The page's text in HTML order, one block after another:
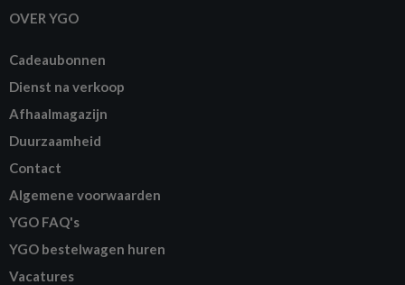
OVER YGO
Cadeaubonnen
Dienst na verkoop
Afhaalmagazijn
Duurzaamheid
Contact
Algemene voorwaarden
YGO FAQ's
YGO bestelwagen huren
Vacatures